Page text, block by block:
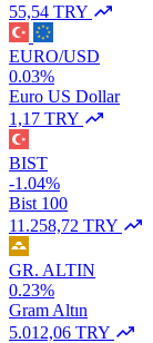
55,54 TRY
EURO/USD
0.03%
Euro US Dollar
1,17 TRY
BIST
-1.04%
Bist 100
11.258,72 TRY
GR. ALTIN
0.23%
Gram Altın
5.012,06 TRY